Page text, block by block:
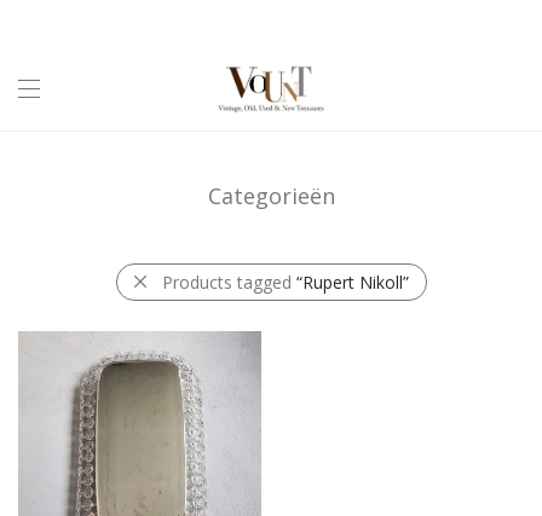
Categorieën
Products tagged “Rupert Nikoll”